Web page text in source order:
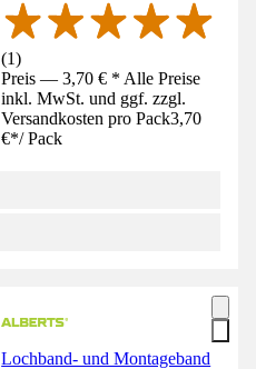
(1)
Preis — 3,70 € * Alle Preise
inkl. MwSt. und ggf. zzgl.
Versandkosten pro Pack3,70
€*/ Pack
Lochband- und Montageband